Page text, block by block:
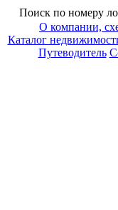
Поиск по номеру
О компании,
Каталог
Путеводитель